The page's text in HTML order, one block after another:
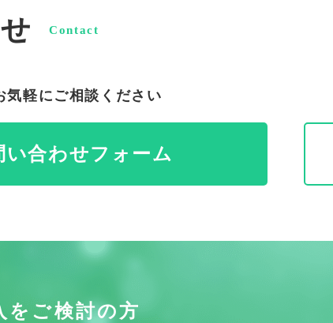
Contact
気軽にご相談ください
い合わせフォーム
をご検討の方